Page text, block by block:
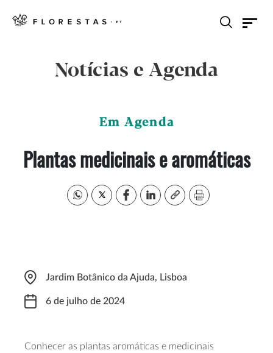
Notícias e Agenda
Em Agenda
Plantas medicinais e aromáticas
Jardim Botânico da Ajuda, Lisboa
6 de julho de 2024
Conhecer as plantas aromáticas e medicinais